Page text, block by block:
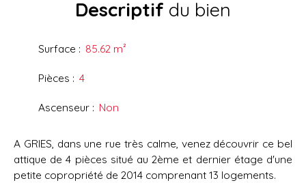
Descriptif du bien
Surface : 85.62 m²
Pièces : 4
Ascenseur : Non
A GRIES, dans une rue très calme, venez découvrir ce bel
attique de 4 pièces situé au 2ème et dernier étage d'une
petite copropriété de 2014 comprenant 13 logements.